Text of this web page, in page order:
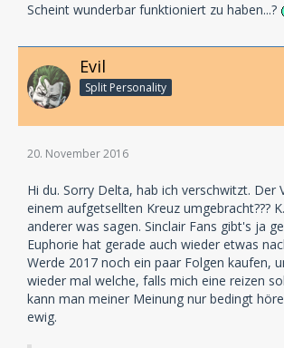
Scheint wunderbar funktioniert zu haben...?
Evil
Split Personality
20. November 2016
Hi du. Sorry Delta, hab ich verschwitzt. Der
einem aufgetsellten Kreuz umgebracht???
anderer was sagen. Sinclair Fans gibt's ja
Euphorie hat gerade auch wieder etwas
Werde 2017 noch ein paar Folgen kaufen,
wieder mal welche, falls mich eine reizen
kann man meiner Meinung nur bedingt
ewig.